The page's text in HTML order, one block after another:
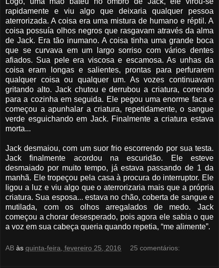
rapidamente e viu algo que deixaria qualquer pessoa
aterrorizada. A coisa era uma mistura de humano e réptil. A
coisa possuía olhos negros que rasgavam através da alma
de Jack. Era tão inumano. A coisa tinha uma grande boca
que se curvava em um largo sorriso com vários dentes
afiados. Sua pele era viscosa e escamosa. As unhas da
coisa eram longas e salientes, prontas para perfurarem
qualquer coisa ou qualquer um. As vozes continuavam
gritando alto. Jack chutou e derrubou a criatura, correndo
para a cozinha em seguida. Ele pegou uma enorme faca e
começou a apunhalar a criatura, repetidamente, o sangue
verde esguichando em Jack. Finalmente a criatura estava
morta...
Jack desmaiou, com um suor frio escorrendo por sua testa.
Jack finalmente acordou na escuridão. Ele esteve
desmaiado por muito tempo, já estava passando de 1 da
manhã. Ele tropeçou pela casa à procura do interruptor. Ele
ligou a luz e viu algo que o aterrorizaria mais que a própria
criatura. Sua esposa... estava no chão, coberta de sangue e
mutilada, com os olhos arregalados de medo. Jack
começou a chorar desesperado, pois agora ele sabia o que
a voz em sua cabeça queria quando repetia, “me alimente”.
AB às quinta-feira, fevereiro 25, 2016 25 comentários: